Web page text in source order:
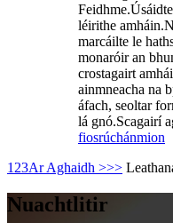
léirithe
marcáilte le
monaróir an
crostagairt
ainmneacha na
áfach, seoltar
lá gnó.Scagairí
fiosrúchánmion
1 23Ar Aghaidh >>>
Nuachtlitir